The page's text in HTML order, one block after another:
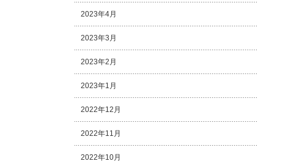
2023年4月
2023年3月
2023年2月
2023年1月
2022年12月
2022年11月
2022年10月